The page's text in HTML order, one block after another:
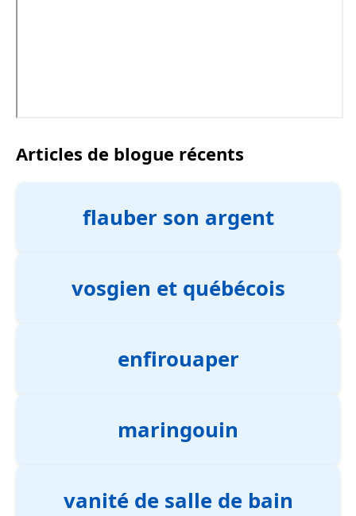
Articles de blogue récents
flauber son argent
vosgien et québécois
enfirouaper
maringouin
vanité de salle de bain